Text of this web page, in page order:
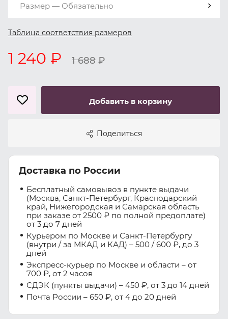
Размер — Обязательно
Таблица соответствия размеров
1 240 ₽ 1 688 ₽
Добавить в корзину
Поделиться
Доставка по России
Бесплатный самовывоз в пункте выдачи
(Москва, Санкт-Петербург, Краснодарский
край, Нижегородская и Самарская область
при заказе от 2500 ₽ по полной предоплате)
от 3 до 7 дней
Курьером по Москве и Санкт-Петербургу
(внутри / за МКАД и КАД) – 500 / 600 ₽, до 3
дней
Экспресс-курьер по Москве и области – от
700 ₽, от 2 часов
СДЭК (пункты выдачи) – 450 ₽, от 3 до 14 дней
Почта России – 650 ₽, от 4 до 20 дней